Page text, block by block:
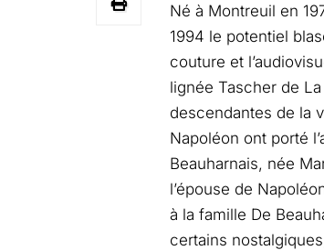
Né à Montreuil en
1994 le potentiel
couture et
lignée Tascher de
descendantes de la
Napoléon ont porté
Beauharnais, née
l’épouse de
à la famille De
certains